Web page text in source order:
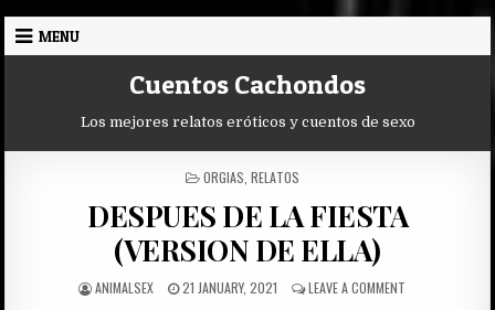
Skip
MENU
Cuentos Cachondos
Los mejores relatos eróticos y cuentos de sexo
POSTED
ORGIAS RELATOS
DESPUES DE LA FIESTA
(VERSION DE ELLA)
AUTHOR:
ANIMALSEX
PUBLISHED
21 JANUARY, 2021 LEAVE A COMMENT